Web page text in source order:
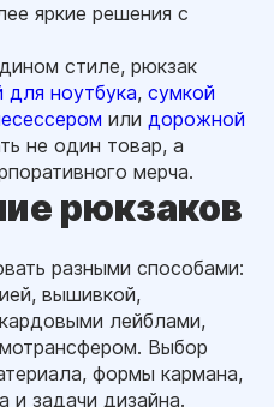
яркие решения с
стиле, рюкзак
для ноутбука, сумкой
или дорожной
не один товар, а
мерча.
рюкзаков
разными способами:
вышивкой,
лейблами,
Выбор
формы кармана,
и задачи дизайна.